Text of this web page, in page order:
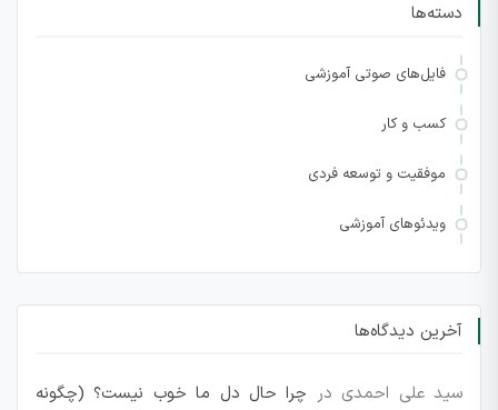
دسته‌ها
فایل‌های صوتی آموزشی
کسب و کار
موفقیت و توسعه فردی
ویدئوهای آموزشی
آخرین دیدگاه‌ها
سید علی احمدی در چرا حال دل ما خوب نیست؟ (چگونه